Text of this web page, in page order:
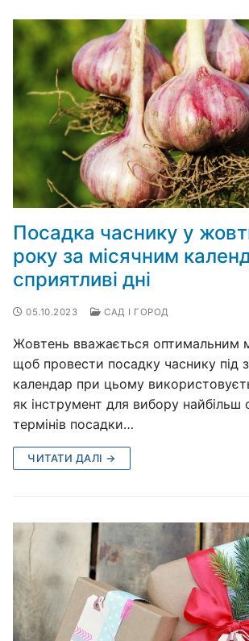
Посадка часнику у
року за місячним
сприятливі дні
05.10.2023 САД І ГОРОД
Жовтень вважається оптимальним
щоб провести посадку часнику під
календар при цьому
як інструмент для вибору найбільш
термінів посадки…
ЧИТАТИ ДАЛІ →